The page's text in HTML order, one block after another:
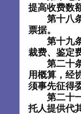
提高收费数
第十八
票据。
第十九
裁费、鉴定
第二十
用概算，经
须事先征得
第二十
托人提供代